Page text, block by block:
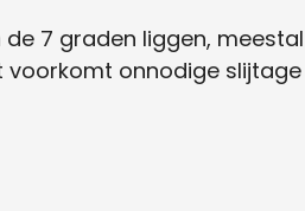
7 graden liggen,
onnodige